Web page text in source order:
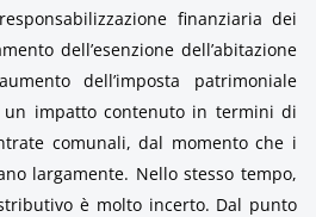
finanziaria dei
dell’esenzione dell’abitazione
dell’imposta patrimoniale
impatto contenuto in termini di
comunali, dal momento che i
largamente. Nello stesso tempo,
è molto incerto. Dal punto